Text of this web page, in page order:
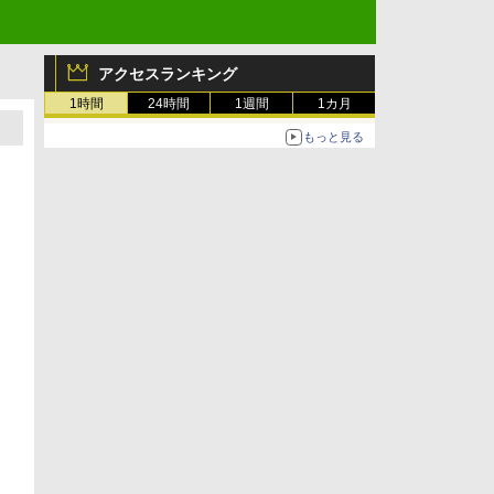
アクセスランキング
1時間 24時間 1週間 1カ月
もっと見る